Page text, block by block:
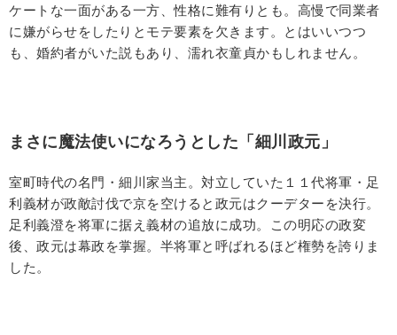
ケートな一面がある一方、性格に難有りとも。高慢で同業者
に嫌がらせをしたりとモテ要素を欠きます。とはいいつつ
も、婚約者がいた説もあり、濡れ衣童貞かもしれません。
まさに魔法使いになろうとした「細川政元」
室町時代の名門・細川家当主。対立していた１１代将軍・足
利義材が政敵討伐で京を空けると政元はクーデターを決行。
足利義澄を将軍に据え義材の追放に成功。この明応の政変
後、政元は幕政を掌握。半将軍と呼ばれるほど権勢を誇りま
した。